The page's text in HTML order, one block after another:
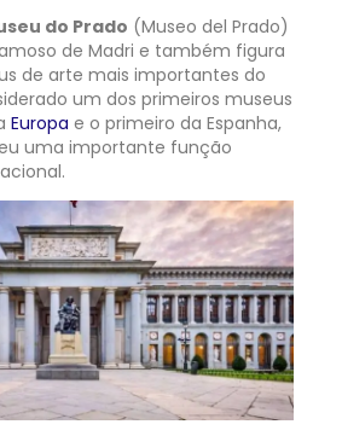
do Prado (Museo del Prado)
de Madri e também figura
de arte mais importantes do
um dos primeiros museus
Europa e o primeiro da Espanha,
uma importante função